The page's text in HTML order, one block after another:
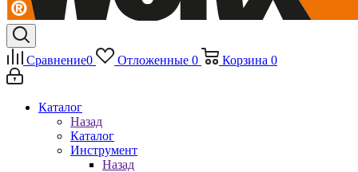
Сравнение0 Отложенные 0 Корзина 0
Каталог
Назад
Каталог
Инструмент
Назад